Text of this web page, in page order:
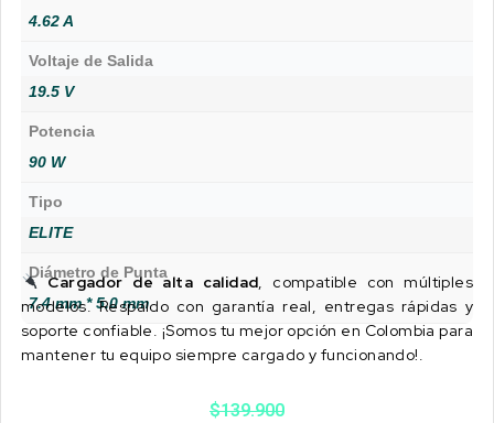
4.62 A
Voltaje de Salida
19.5 V
Potencia
90 W
Tipo
ELITE
Diámetro de Punta
7.4 mm * 5.0 mm
Cargador de alta calidad, compatible con múltiples
modelos. Respaldo con garantía real, entregas rápidas y
soporte confiable. ¡Somos tu mejor opción en Colombia para
mantener tu equipo siempre cargado y funcionando!.
$139.900